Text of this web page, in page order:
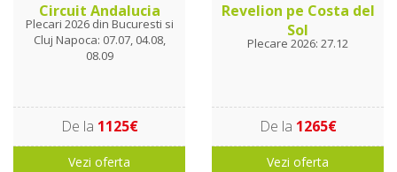
Circuit Andalucia
Plecari 2026 din Bucuresti si
Cluj Napoca: 07.07, 04.08,
08.09
De la 1125€
Vezi oferta
Revelion pe Costa del
Sol
Plecare 2026: 27.12
De la 1265€
Vezi oferta